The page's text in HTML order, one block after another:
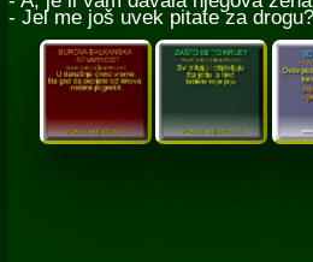
- Jel me još uvek pitate za drogu?